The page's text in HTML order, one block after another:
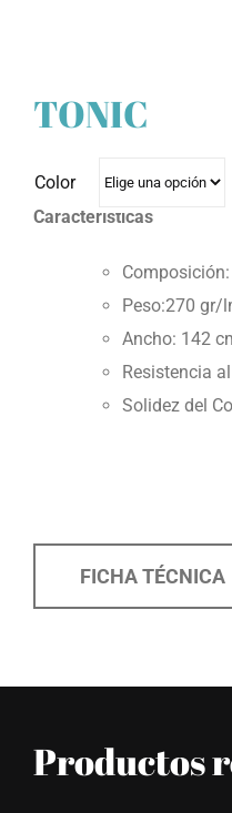
TONIC
Color
Características
Peso:270 gr/
Ancho: 142
Resistencia
Solidez del
FICHA TÉCNICA
Productos